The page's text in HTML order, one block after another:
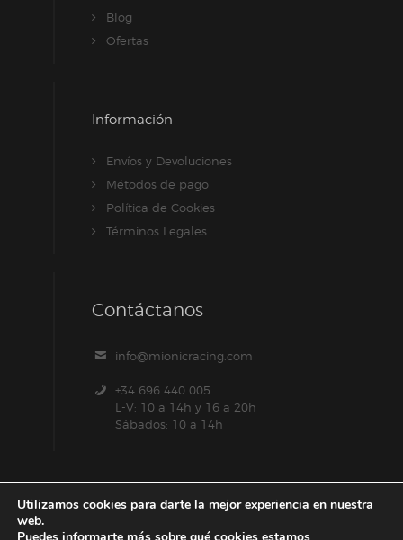
Blog
Ofertas
Información
Envíos y Devoluciones
Métodos de pago
Política de Cookies
Términos Legales
Contáctanos
info@mionicracing.com
+34 696 440 005
L-V: 10 a 14h y 16 a 20h
Sábados: 10 a 14h
Utilizamos cookies para darte la mejor experiencia en nuestra
web.